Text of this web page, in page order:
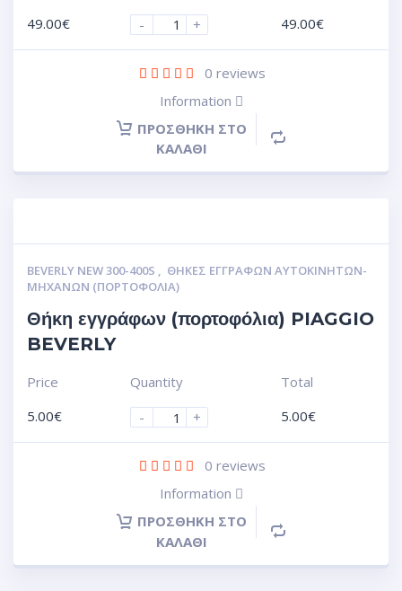
49.00€
-
+
49.00€
0 reviews
Information
ΠΡΟΣΘΉΚΗ ΣΤΟ
ΚΑΛΆΘΙ
BEVERLY NEW 300-400S , ΘΉΚΕΣ ΕΓΓΡΆΦΩΝ ΑΥΤΟΚΙΝΗΤΩΝ-
ΜΗΧΑΝΩΝ (ΠΟΡΤΟΦΌΛΙΑ)
Θήκη εγγράφων (πορτοφόλια) PIAGGIO
BEVERLY
Price
5.00€
Quantity
-
+
Total
5.00€
0 reviews
Information
ΠΡΟΣΘΉΚΗ ΣΤΟ
ΚΑΛΆΘΙ